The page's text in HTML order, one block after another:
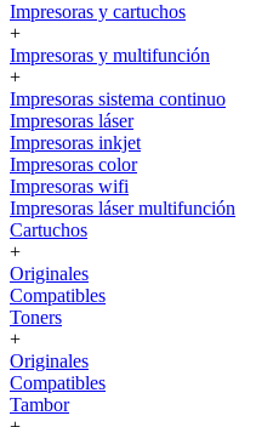
Impresoras y cartuchos
+
Impresoras y multifunción
+
Impresoras sistema continuo
Impresoras láser
Impresoras inkjet
Impresoras color
Impresoras wifi
Impresoras láser multifunción
Cartuchos
+
Originales
Compatibles
Toners
+
Originales
Compatibles
Tambor